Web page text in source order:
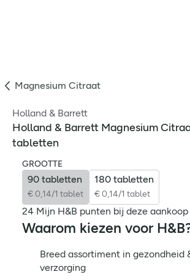
Magnesium Citraat
Holland & Barrett
Holland & Barrett Magnesium
tabletten
GROOTTE
90 tabletten
€ 0,14/1 tablet
180 tabletten
€ 0,14/1 tablet
24 Mijn H&B punten bij deze aankoop
Waarom kiezen voor
Breed assortiment in gezondheid
verzorging